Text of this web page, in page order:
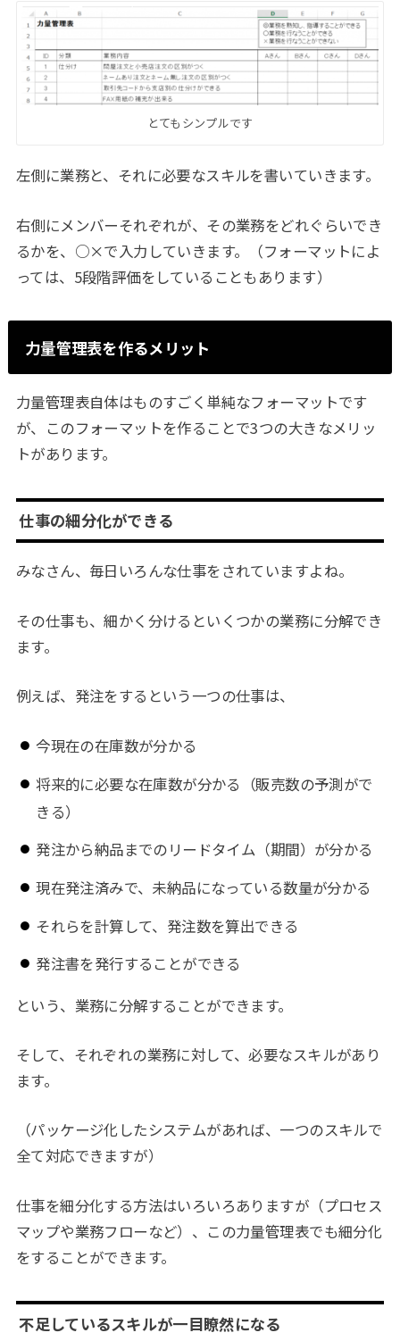
とてもシンプルです
左側に業務と、それに必要なスキルを書いていきます。
右側にメンバーそれぞれが、その業務をどれぐらいでき
るかを、○×で入力していきます。（フォーマットによ
っては、5段階評価をしていることもあります）
力量管理表を作るメリット
力量管理表自体はものすごく単純なフォーマットです
が、このフォーマットを作ることで3つの大きなメリッ
トがあります。
仕事の細分化ができる
みなさん、毎日いろんな仕事をされていますよね。
その仕事も、細かく分けるといくつかの業務に分解でき
ます。
例えば、発注をするという一つの仕事は、
今現在の在庫数が分かる
将来的に必要な在庫数が分かる（販売数の予測がで
きる）
発注から納品までのリードタイム（期間）が分かる
現在発注済みで、未納品になっている数量が分かる
それらを計算して、発注数を算出できる
発注書を発行することができる
という、業務に分解することができます。
そして、それぞれの業務に対して、必要なスキルがあり
ます。
（パッケージ化したシステムがあれば、一つのスキルで
全て対応できますが）
仕事を細分化する方法はいろいろありますが（プロセス
マップや業務フローなど）、この力量管理表でも細分化
をすることができます。
不足しているスキルが一目瞭然になる